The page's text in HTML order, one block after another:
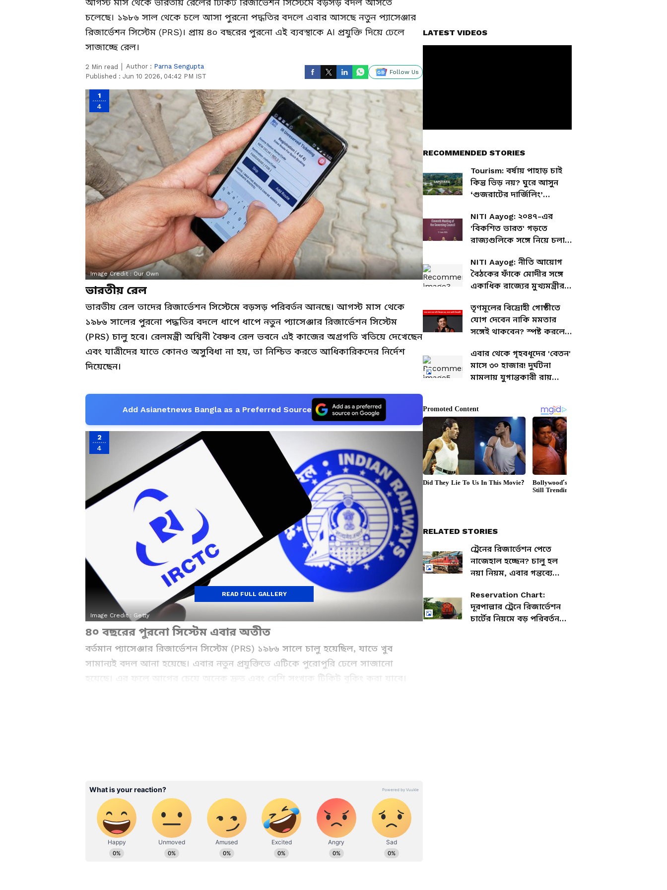
আগস্ট মাস থেকে ভারতীয় রেলের টিকিট রিজার্ভেশন সিস্টেমে বড়সড় বদল আসতে
চলেছে। ১৯৮৬ সাল থেকে চলে আসা পুরনো পদ্ধতির বদলে এবার আসছে নতুন প্যাসেঞ্জার
রিজার্ভেশন সিস্টেম (PRS)। প্রায় ৪০ বছরের পুরনো এই ব্যবস্থাকে AI প্রযুক্তি দিয়ে ঢেলে
সাজাচ্ছে রেল।
2 Min read Author : Parna Sengupta
Published : Jun 10 2026, 04:42 PM IST
Follow Us
1
4
Image Credit :Our Own
ভারতীয় রেল
ভারতীয় রেল তাদের রিজার্ভেশন সিস্টেমে বড়সড় পরিবর্তন আনছে। আগস্ট মাস থেকে
১৯৮৬ সালের পুরনো পদ্ধতির বদলে ধাপে ধাপে নতুন প্যাসেঞ্জার রিজার্ভেশন সিস্টেম
(PRS) চালু হবে। রেলমন্ত্রী অশ্বিনী বৈষ্ণব রেল ভবনে এই কাজের অগ্রগতি খতিয়ে দেখেছেন
এবং যাত্রীদের যাতে কোনও অসুবিধা না হয়, তা নিশ্চিত করতে আধিকারিকদের নির্দেশ
দিয়েছেন।
Add Asianetnews Bangla as a Preferred Source
2
4
Image Credit : Getty
৪০ বছরের পুরনো সিস্টেম এবার অতীত
বর্তমান প্যাসেঞ্জার রিজার্ভেশন সিস্টেম (PRS) ১৯৮৬ সালে চালু হয়েছিল, যাতে খুব
সামান্যই বদল আনা হয়েছে। এবার নতুন প্রযুক্তিতে এটিকে পুরোপুরি ঢেলে সাজানো
হয়েছে। এর ফলে আগের চেয়ে অনেক দ্রুত এবং বেশি সংখ্যক টিকিট বুকিং করা যাবে।
হচ্ছেন? চালু হল নয়া নিয়ম, এবার
গন্তব্যে পৌঁছানো হবে সহজ
পরিবর্তন রেলের, কবে থেকে চালু
হচ্ছে?
READ FULL GALLERY
LATEST VIDEOS
RECOMMENDED STORIES
Tourism: বর্ষায় পাহাড় চাই
কিন্তু ভিড় নয়? ঘুরে আসুন
‘গুজরাটের দার্জিলিং’
NITI Aayog: ২০৪৭-এর
'বিকশিত ভারত' গড়তে
রাজ্যগুলিকে সঙ্গে নিয়ে চলার
NITI Aayog: নীতি আয়োগ
বৈঠকের ফাঁকে মোদীর সঙ্গে
একাধিক রাজ্যের মুখ্যমন্ত্রীর
তৃণমূলের বিদ্রোহী গোষ্ঠীতে
যোগ দেবেন নাকি মমতার
সঙ্গেই থাকবেন? স্পষ্ট করলেন
এবার থেকে গৃহবধূদের 'বেতন'
মাসে ৩০ হাজার! দুর্ঘটনা
মামলায় যুগান্তকারী রায়
RELATED STORIES
ট্রেনের রিজার্ভেশন পেতে
নাজেহাল হচ্ছেন? চালু হল
নয়া নিয়ম, এবার গন্তব্যে
Reservation Chart:
দূরপাল্লার ট্রেনে রিজার্ভেশন
চার্টের নিয়মে বড় পরিবর্তন